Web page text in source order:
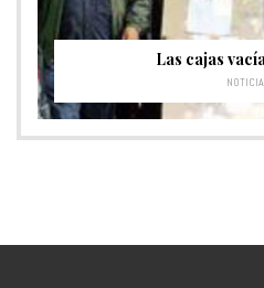
Las cajas